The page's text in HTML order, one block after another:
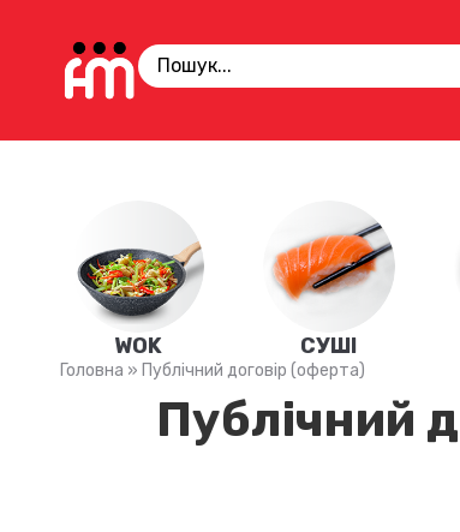
WOK СУШІ
Головна » Публічний договір (оферта)
Публічний